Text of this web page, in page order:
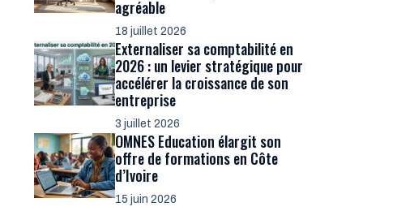
agréable
18 juillet 2026
Externaliser sa comptabilité en
2026 : un levier stratégique pour
accélérer la croissance de son
entreprise
3 juillet 2026
OMNES Education élargit son
offre de formations en Côte
d’Ivoire
15 juin 2026